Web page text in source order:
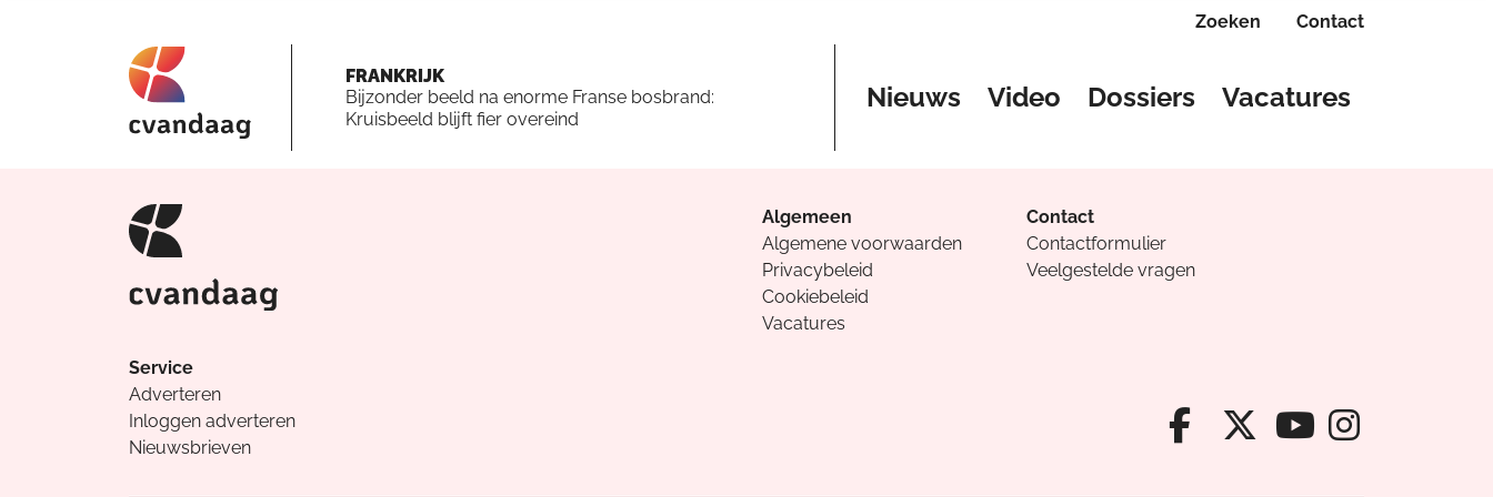
Zoeken Contact
FRANKRIJK
Bijzonder beeld na enorme Franse bosbrand:
Kruisbeeld blijft fier overeind
Nieuws Video Dossiers Vacatures
Algemeen
Algemene voorwaarden
Privacybeleid
Cookiebeleid
Vacatures
Contact
Contactformulier
Veelgestelde vragen
Service
Adverteren
Inloggen adverteren
Nieuwsbrieven
Facebook van
X van